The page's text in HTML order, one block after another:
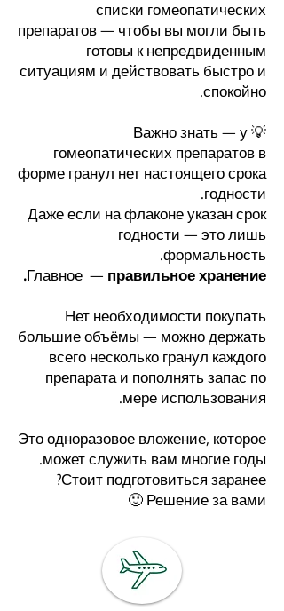
списки гомеопатических
препаратов — чтобы вы могли быть
готовы к непредвиденным
ситуациям и действовать быстро и
спокойно.
💡 Важно знать — у
гомеопатических препаратов в
форме гранул нет настоящего срока
годности.
Даже если на флаконе указан срок
годности — это лишь
формальность.
Главное — правильное хранение.
Нет необходимости покупать
большие объёмы — можно держать
всего несколько гранул каждого
препарата и пополнять запас по
мере использования.
Это одноразовое вложение, которое
может служить вам многие годы.
Стоит подготовиться заранее?
Решение за вами 🙂​